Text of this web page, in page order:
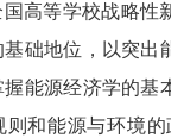
高等学校战略性
础地位，以突出
能源经济学的基
则和能源与环境